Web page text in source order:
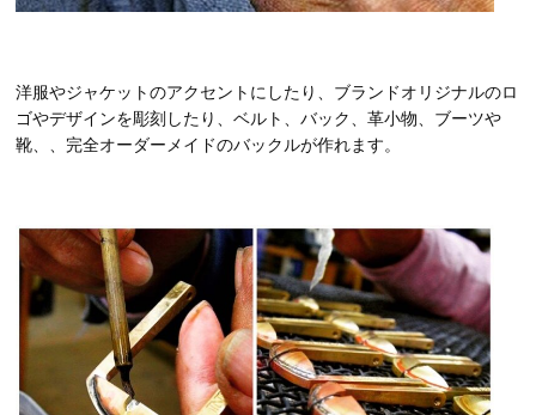
洋服やジャケットのアクセントにしたり、ブランドオリジナルのロ
ゴやデザインを彫刻したり、ベルト、バック、革小物、ブーツや
靴、、完全オーダーメイドのバックルが作れます。